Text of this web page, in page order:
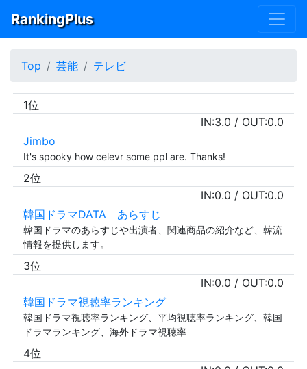
RankingPlus
Top 芸能 テレビ
1位
IN:3.0 / OUT:0.0
Jimbo
It's spooky how celevr some ppl are. Thanks!
2位
IN:0.0 / OUT:0.0
韓国ドラマDATA あらすじ
韓国ドラマのあらすじや出演者、関連商品の紹介など、韓流
情報を提供します。
3位
IN:0.0 / OUT:0.0
韓国ドラマ視聴率ランキング
韓国ドラマ視聴率ランキング、平均視聴率ランキング、韓国
ドラマランキング、海外ドラマ視聴率
4位